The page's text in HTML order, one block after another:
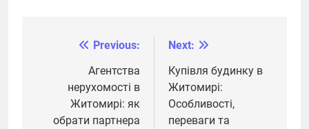
Навігація
записів
Previous:
Агентства
нерухомості в
Житомирі: як
обрати партнера
Next:
Купівля будинку в
Житомирі:
Особливості,
переваги та